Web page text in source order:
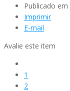
Publicado em
Imprimir
E-mail
Avalie este item
1
2